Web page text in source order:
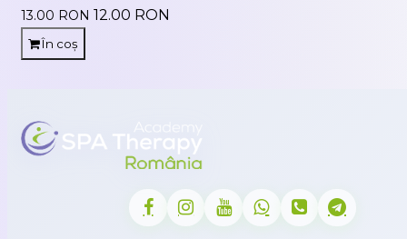
13.00 RON 12.00 RON
În coș